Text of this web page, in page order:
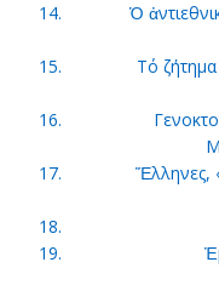
Ὁ
Τό ζήτημα
Ἕλληνες,